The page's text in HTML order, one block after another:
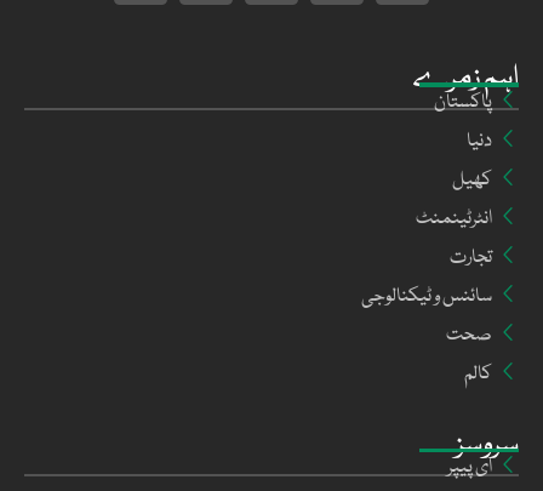
سروسز
ای پیپر
اہم زمرے
پاکستان
دنیا
کھیل
انٹرٹینمنٹ
تجارت
سائنس و ٹیکنالوجی
صحت
کالم